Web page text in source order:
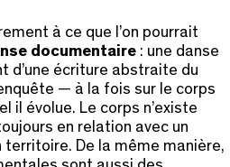
à ce que l’on pourrait
documentaire : une danse
d’une écriture abstraite du
— à la fois sur le corps
il évolue. Le corps n’existe
en relation avec un
territoire. De la même manière,